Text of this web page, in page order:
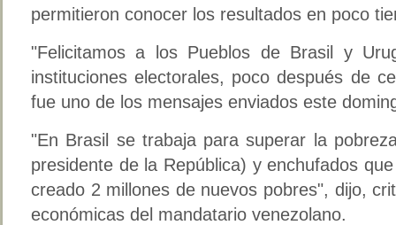
permitieron conocer los resultados en poco
"Felicitamos a los Pueblos de Brasil y
instituciones electorales, poco después de
fue uno de los mensajes enviados este
"En Brasil se trabaja para superar la
presidente de la República) y enchufados
creado 2 millones de nuevos pobres", dijo,
económicas del mandatario venezolano.